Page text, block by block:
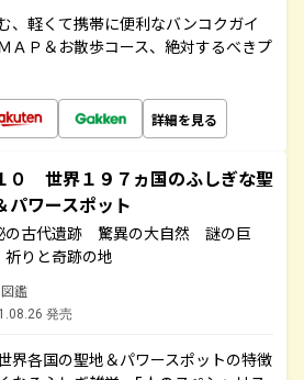
、軽くて携帯に便利なバンコクガイ
ＡＰ＆お散歩コース、絶対するべきプ
詳細を見る
０ 世界１９７ヵ国のふしぎな聖
パワースポット
の古代遺跡 驚異の大自然 謎の巨
りと奇跡の地
鑑
発売
界各国の聖地＆パワースポットの特徴